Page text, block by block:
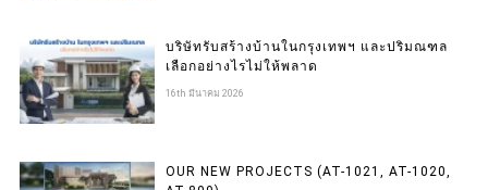
บริษัทรับสร้างบ้านในกรุงเทพฯ และปริมณฑล
เลือกอย่างไรไม่ให้พลาด
16th มีนาคม 2026
OUR NEW PROJECTS (AT-1021, AT-1020,